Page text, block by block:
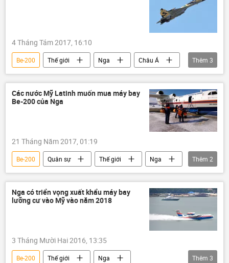
4 Tháng Tám 2017, 16:10
Be-200 Thế giới Nga
Châu Á
Indonesia
Liên bang Nga Su-35
Thêm 3
Các nước Mỹ Latinh muốn mua máy bay
Be-200 của Nga
21 Tháng Năm 2017, 01:19
Be-200 Quân sự Thế giới
Nga
Liên bang Nga
Mỹ Latinh
Thêm 2
Nga có triển vọng xuất khẩu máy bay
lưỡng cư vào Mỹ vào năm 2018
3 Tháng Mười Hai 2016, 13:35
Be-200 Thế giới
Nga
Thêm 3